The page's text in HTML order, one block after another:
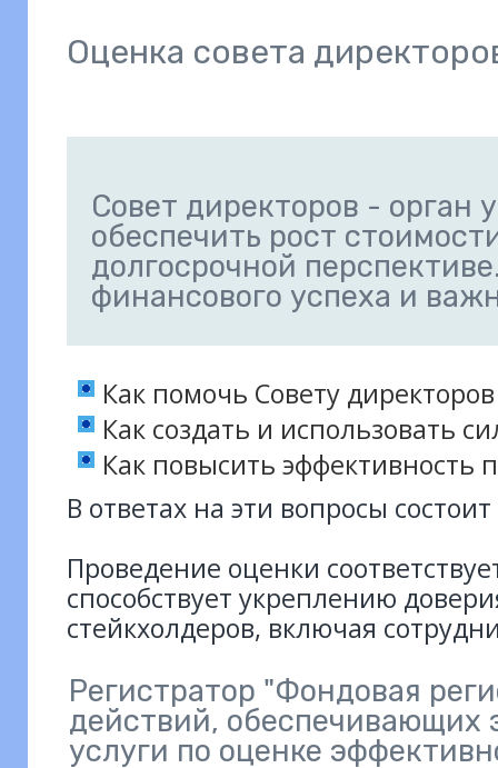
Оценка совета
Совет директоров -
обеспечить рост
долгосрочной
финансового успеха и
Как помочь Совету
Как создать и использовать
Как повысить эффективность
В ответах на эти вопросы
Проведение оценки
способствует укреплению
стейкхолдеров, включая
Регистратор "Фондовая
действий, обеспечивающих
услуги по оценке